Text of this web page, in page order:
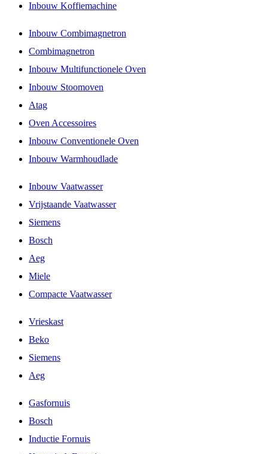
Inbouw Koffiemachine
Inbouw Combimagnetron
Combimagnetron
Inbouw Multifunctionele Oven
Inbouw Stoomoven
Atag
Oven Accessoires
Inbouw Conventionele Oven
Inbouw Warmhoudlade
Inbouw Vaatwasser
Vrijstaande Vaatwasser
Siemens
Bosch
Aeg
Miele
Compacte Vaatwasser
Vrieskast
Beko
Siemens
Aeg
Gasfornuis
Bosch
Inductie Fornuis